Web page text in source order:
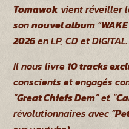
Tomawok vient réveiller
sonnouvel album “
2026en LP, CD et DIGITAL.
Il nous livre 10 tracks
conscients et engagés
“Great Chiefs Dem” et “
révolutionnaires avec “